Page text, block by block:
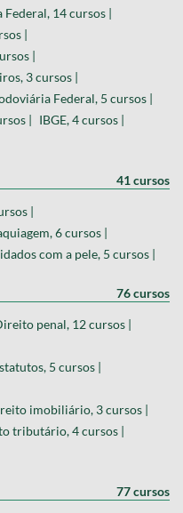
Federal, 14 cursos |
|
|
3 cursos |
Federal, 5 cursos |
| IBGE, 4 cursos |
41 cursos
|
6 cursos |
com a pele, 5 cursos |
76 cursos
penal, 12 cursos |
5 cursos |
imobiliário, 3 cursos |
tributário, 4 cursos |
77 cursos